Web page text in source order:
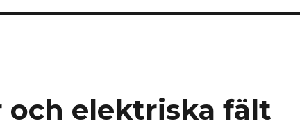
och elektriska fält